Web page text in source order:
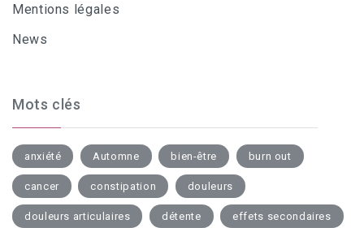
Mentions légales
News
Mots clés
anxiété Automne bien-être burn out
cancer constipation douleurs
douleurs articulaires détente effets secondaires